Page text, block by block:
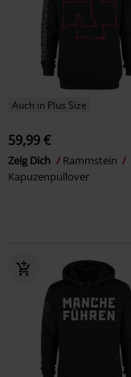
Auch in Plus Size
59,99 €
Zeig Dich
Rammstein
Kapuzenpullover